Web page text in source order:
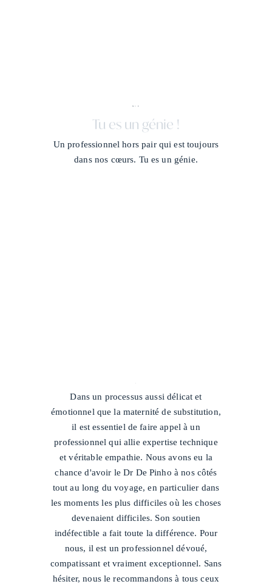
X + J
Tu es un génie !
Un professionnel hors pair qui est toujours
dans nos cœurs. Tu es un génie.
Dans un processus aussi délicat et
émotionnel que la maternité de substitution,
il est essentiel de faire appel à un
professionnel qui allie expertise technique
et véritable empathie. Nous avons eu la
chance d'avoir le Dr De Pinho à nos côtés
tout au long du voyage, en particulier dans
les moments les plus difficiles où les choses
devenaient difficiles. Son soutien
indéfectible a fait toute la différence. Pour
nous, il est un professionnel dévoué,
compatissant et vraiment exceptionnel. Sans
hésiter, nous le recommandons à tous ceux